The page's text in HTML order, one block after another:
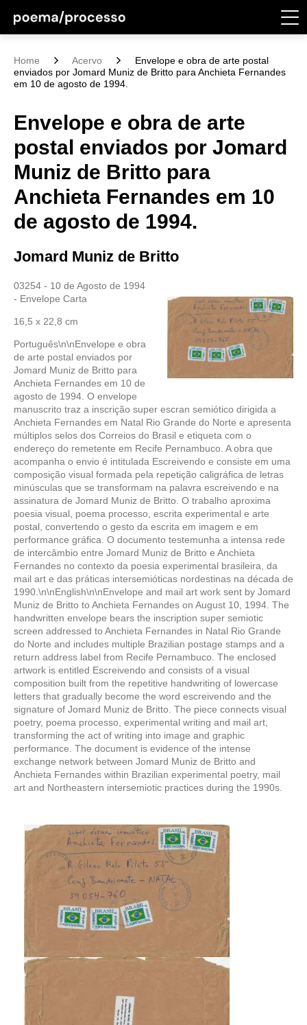
Home Acervo
Envelope e obra de arte postal
enviados por Jomard Muniz de Britto para Anchieta Fernandes
em 10 de agosto de 1994.
Envelope e obra de arte
postal enviados por Jomard
Muniz de Britto para
Anchieta Fernandes em 10
de agosto de 1994.
Jomard Muniz de Britto
03254 - 10 de Agosto de 1994
- Envelope Carta
16,5 x 22,8 cm
Português\n\nEnvelope e obra
de arte postal enviados por
Jomard Muniz de Britto para
Anchieta Fernandes em 10 de
agosto de 1994. O envelope
manuscrito traz a inscrição super escran semiótico dirigida a
Anchieta Fernandes em Natal Rio Grande do Norte e apresenta
múltiplos selos dos Correios do Brasil e etiqueta com o
endereço do remetente em Recife Pernambuco. A obra que
acompanha o envio é intitulada Escreivendo e consiste em uma
composição visual formada pela repetição caligráfica de letras
minúsculas que se transformam na palavra escreivendo e na
assinatura de Jomard Muniz de Britto. O trabalho aproxima
poesia visual, poema processo, escrita experimental e arte
postal, convertendo o gesto da escrita em imagem e em
performance gráfica. O documento testemunha a intensa rede
de intercâmbio entre Jomard Muniz de Britto e Anchieta
Fernandes no contexto da poesia experimental brasileira, da
mail art e das práticas intersemióticas nordestinas na década de
1990.\n\nEnglish\n\nEnvelope and mail art work sent by Jomard
Muniz de Britto to Anchieta Fernandes on August 10, 1994. The
handwritten envelope bears the inscription super semiotic
screen addressed to Anchieta Fernandes in Natal Rio Grande
do Norte and includes multiple Brazilian postage stamps and a
return address label from Recife Pernambuco. The enclosed
artwork is entitled Escreivendo and consists of a visual
composition built from the repetitive handwriting of lowercase
letters that gradually become the word escreivendo and the
signature of Jomard Muniz de Britto. The piece connects visual
poetry, poema processo, experimental writing and mail art,
transforming the act of writing into image and graphic
performance. The document is evidence of the intense
exchange network between Jomard Muniz de Britto and
Anchieta Fernandes within Brazilian experimental poetry, mail
art and Northeastern intersemiotic practices during the 1990s.